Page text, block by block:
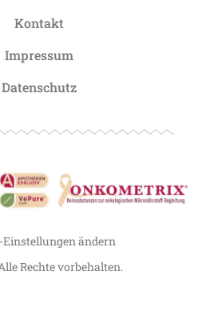
Kontakt
Impressum
Datenschutz
Einstellungen ändern
Rechte vorbehalten.